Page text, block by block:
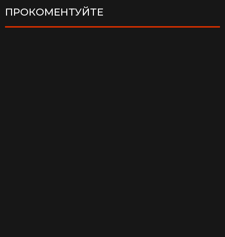
ПРОКОМЕНТУЙТЕ